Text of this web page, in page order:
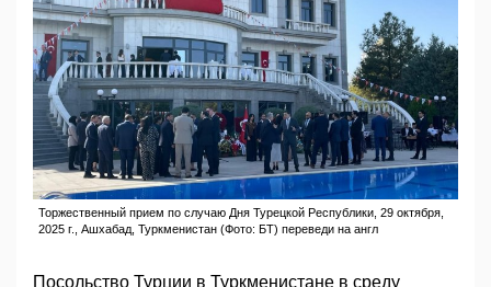
Торжественный прием по случаю Дня Турецкой Республики, 29 октября,
2025 г., Ашхабад, Туркменистан (Фото: БТ) переведи на англ
Посольство Турции в Туркменистане в среду